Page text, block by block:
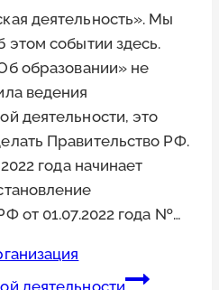
деятельность». Мы
этом событии здесь.
образовании» не
ведения
деятельности, это
Правительство РФ.
года начинает
от 01.07.2022 года №…
деятельности